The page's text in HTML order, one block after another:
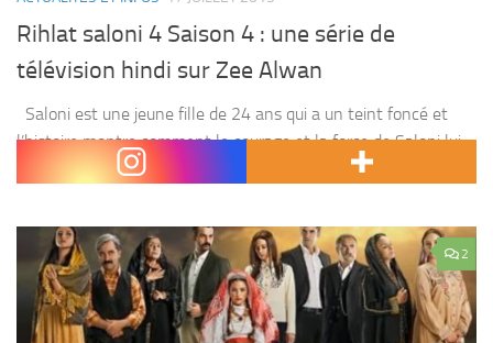
Rihlat saloni 4 Saison 4 : une série de
télévision hindi sur Zee Alwan
Saloni est une jeune fille de 24 ans qui a un teint foncé et
l’histoire montre comment le courage et la force de Saloni lui
permettent de continuer à éclipser son teint et...
2